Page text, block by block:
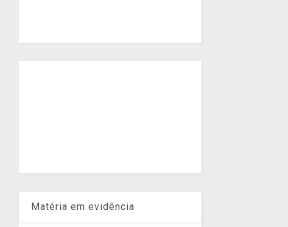
Matéria em evidência